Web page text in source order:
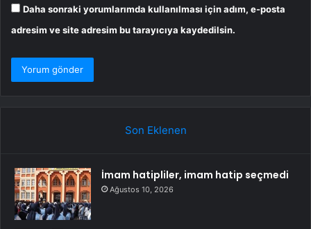
Daha sonraki yorumlarımda kullanılması için adım, e-posta
adresim ve site adresim bu tarayıcıya kaydedilsin.
Son Eklenen
İmam hatipliler, imam hatip seçmedi
Ağustos 10, 2026